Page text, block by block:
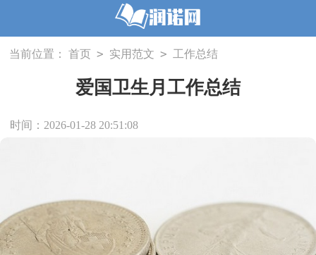
当前位置： 首页 > 实用范文 > 工作总结
爱国卫生月工作总结
时间：2026-01-28 20:51:08